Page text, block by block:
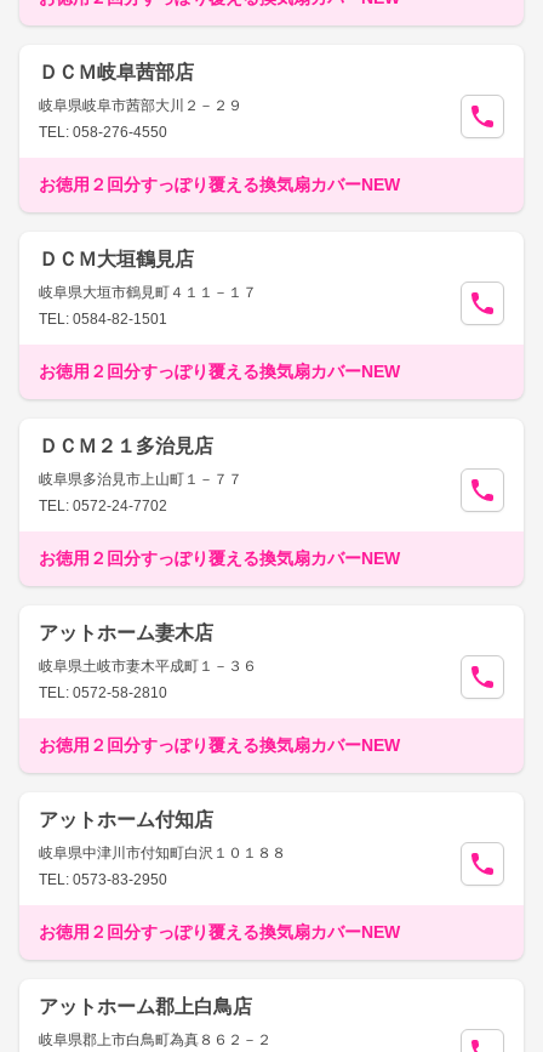
ＤＣＭ岐阜茜部店
岐阜県岐阜市茜部大川２－２９
TEL: 058-276-4550
お徳用２回分すっぽり覆える換気扇カバーNEW
ＤＣＭ大垣鶴見店
岐阜県大垣市鶴見町４１１－１７
TEL: 0584-82-1501
お徳用２回分すっぽり覆える換気扇カバーNEW
ＤＣＭ２１多治見店
岐阜県多治見市上山町１－７７
TEL: 0572-24-7702
お徳用２回分すっぽり覆える換気扇カバーNEW
アットホーム妻木店
岐阜県土岐市妻木平成町１－３６
TEL: 0572-58-2810
お徳用２回分すっぽり覆える換気扇カバーNEW
アットホーム付知店
岐阜県中津川市付知町白沢１０１８８
TEL: 0573-83-2950
お徳用２回分すっぽり覆える換気扇カバーNEW
アットホーム郡上白鳥店
岐阜県郡上市白鳥町為真８６２－２